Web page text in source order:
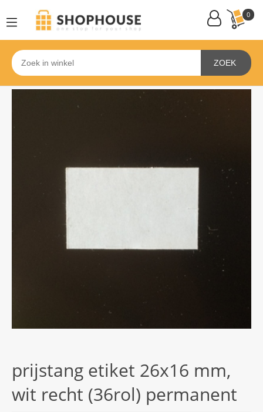
0
ZOEK
prijstang etiket 26x16 mm,
wit recht (36rol) permanent